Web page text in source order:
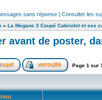
sans réponse | Consulter les
» La Megane 3 Coupé Cabriolet et ses
avant de poster,
Page 1 sur 1